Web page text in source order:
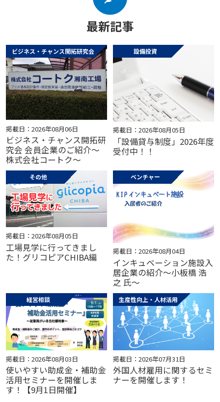
最新記事
ビジネス・チャンス開拓研究会
掲載日：2026年08月06日
ビジネス・チャンス開拓研
究会 会員企業のご紹介～
株式会社コートク～
設備投資
掲載日：2026年08月05日
「設備貸与制度」2026年度
受付中！！
その他
掲載日：2026年08月05日
工場見学に行ってきまし
た！グリコピアCHIBA編
ベンチャー
掲載日：2026年08月04日
インキュベーション施設入
居企業の紹介～小板橋 浩
之 氏～
経営相談
掲載日：2026年08月03日
使いやすい助成金・補助金
活用セミナーを開催しま
す！【9月1日開催】
生産性向上・人材活用
掲載日：2026年07月31日
外国人材雇用に関するセミ
ナーを開催します！